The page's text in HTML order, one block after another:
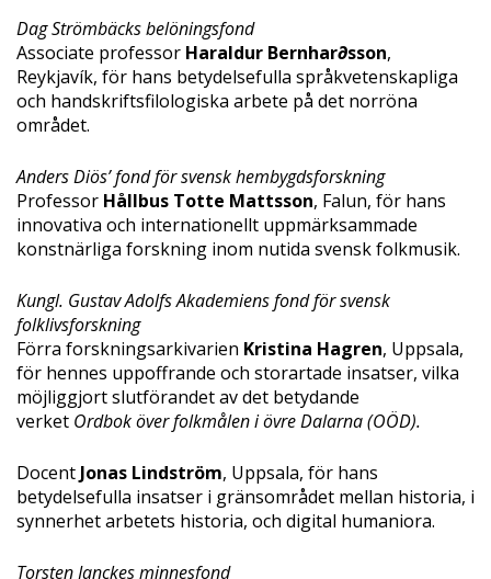
Dag Strömbäcks belöningsfond
Associate professor Haraldur Bernhar∂sson,
Reykjavík, för hans betydelsefulla språkvetenskapliga
och handskriftsfilologiska arbete på det norröna
området.
Anders Diös’ fond för svensk hembygdsforskning
Professor Hållbus Totte Mattsson, Falun, för hans
innovativa och internationellt uppmärksammade
konstnärliga forskning inom nutida svensk folkmusik.
Kungl. Gustav Adolfs Akademiens fond för svensk
folklivsforskning
Förra forskningsarkivarien Kristina Hagren, Uppsala,
för hennes uppoffrande och storartade insatser, vilka
möjliggjort slutförandet av det betydande
verket Ordbok över folkmålen i övre Dalarna (OÖD).
Docent Jonas Lindström, Uppsala, för hans
betydelsefulla insatser i gränsområdet mellan historia, i
synnerhet arbetets historia, och digital humaniora.
Torsten Janckes minnesfond